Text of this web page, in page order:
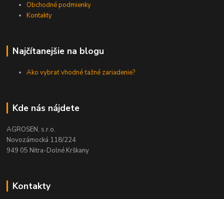
Obchodné podmienky
Kontakty
Najčítanejšie na blogu
Ako vybrať vhodné ťažné zariadenie?
Kde nás nájdete
AGROSEN, s.r.o.
Novozámocká 118/224
949 05 Nitra-Dolné Krškany
Kontakty